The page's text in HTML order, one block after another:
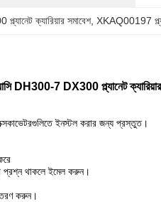
ক্যারিয়ার সমাবেশ, XKAQ00197
অ্যাসি DH300-7 DX300 প্ল্যানেট
ইনস্টল করার জন্য প্রস্তুত।
প্রশ্ন থাকলে ইমেল করুন।
করুন।